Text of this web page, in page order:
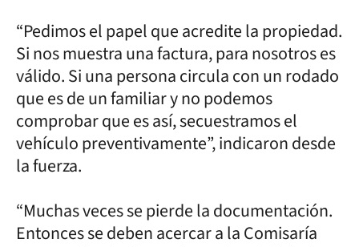
“Pedimos el papel que acredite la propiedad.
Si nos muestra una factura, para nosotros es
válido. Si una persona circula con un rodado
que es de un familiar y no podemos
comprobar que es así, secuestramos el
vehículo preventivamente”, indicaron desde
la fuerza.
“Muchas veces se pierde la documentación.
Entonces se deben acercar a la Comisaría